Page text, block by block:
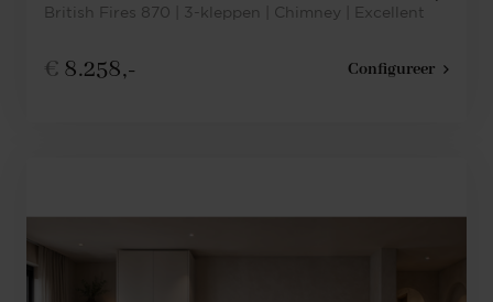
British Fires 870 | 3-kleppen | Chimney | Excellent
€ 8.258,- Configureer